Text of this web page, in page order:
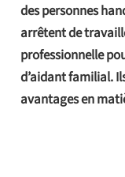
des personnes
arrêtent de
professionnelle
d’aidant familial.
avantages en